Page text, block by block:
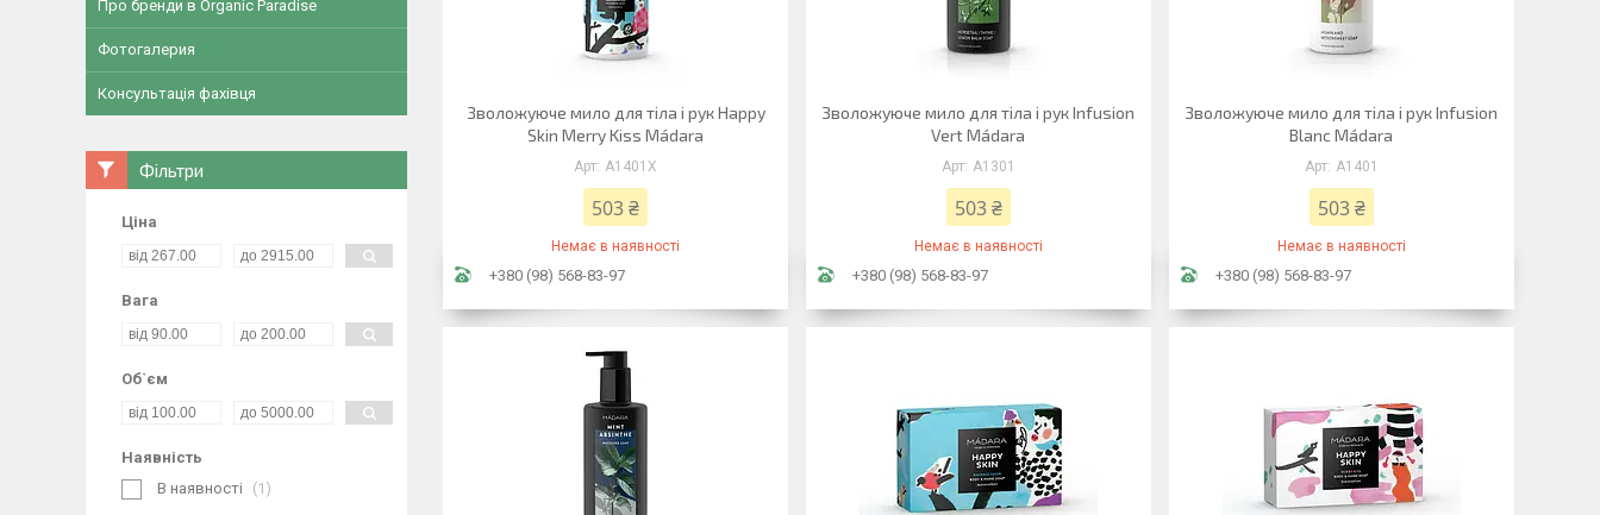
Зволожуюче мило для тіла і рук Happy
Skin Merry Kiss Mádara
A1401X
503 ₴
Немає в наявності
+380 (98) 568-83-97
Зволожуюче мило для тіла і рук Infusion
Vert Mádara
A1301
503 ₴
Немає в наявності
+380 (98) 568-83-97
Зволожуюче мило для тіла і рук Infusion
Blanc Mádara
A1401
503 ₴
Немає в наявності
+380 (98) 568-83-97
Про бренди в Organic Paradise
Фотогалерия
Консультація фахівця
Фільтри
Ціна
Вага
Об`єм
Наявність
В наявності
1